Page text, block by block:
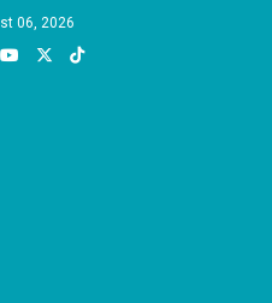
06, 2026